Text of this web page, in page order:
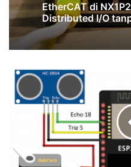
EtherCAT di
Distributed I/O
Radar
Deteksi
Objek
Menggunakan
HC-
SR04